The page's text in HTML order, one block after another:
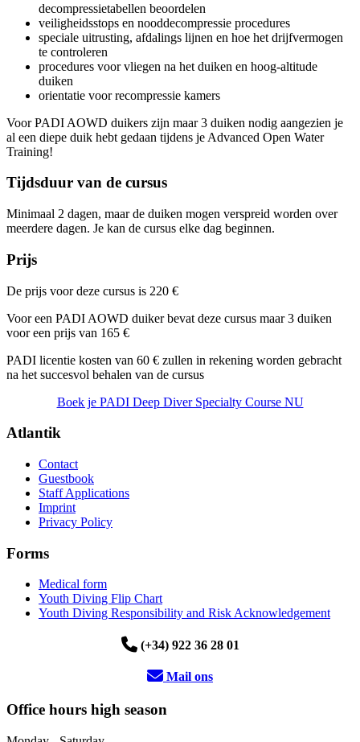
decompressietabellen beoordelen
veiligheidsstops en nooddecompressie procedures
speciale uitrusting, afdalings lijnen en hoe het drijfvermogen
te controleren
procedures voor vliegen na het duiken en hoog-altitude
duiken
orientatie voor recompressie kamers
Voor PADI AOWD duikers zijn maar 3 duiken nodig aangezien je
al een diepe duik hebt gedaan tijdens je Advanced Open Water
Training!
Tijdsduur van de cursus
Minimaal 2 dagen, maar de duiken mogen verspreid worden over
meerdere dagen. Je kan de cursus elke dag beginnen.
Prijs
De prijs voor deze cursus is 220 €
Voor een PADI AOWD duiker bevat deze cursus maar 3 duiken
voor een prijs van 165 €
PADI licentie kosten van 60 € zullen in rekening worden gebracht
na het succesvol behalen van de cursus
Boek je PADI Deep Diver Specialty Course NU
Atlantik
Contact
Guestbook
Staff Applications
Imprint
Privacy Policy
Forms
Medical form
Youth Diving Flip Chart
Youth Diving Responsibility and Risk Acknowledgement
(+34) 922 36 28 01
Mail ons
Office hours high season